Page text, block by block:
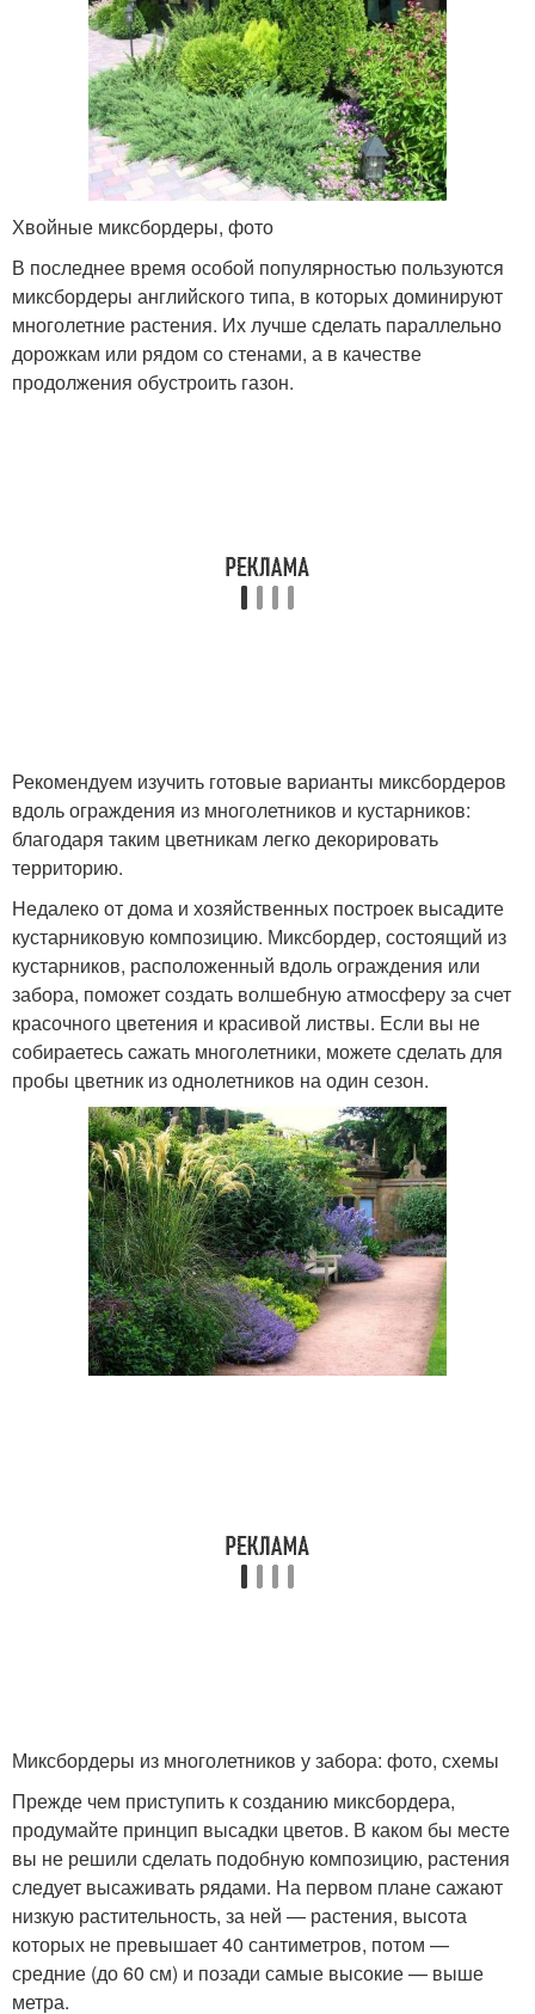
Хвойные миксбордеры, фото
В последнее время особой популярностью пользуются
миксбордеры английского типа, в которых доминируют
многолетние растения. Их лучше сделать параллельно
дорожкам или рядом со стенами, а в качестве
продолжения обустроить газон.
Рекомендуем изучить готовые варианты миксбордеров
вдоль ограждения из многолетников и кустарников:
благодаря таким цветникам легко декорировать
территорию.
Недалеко от дома и хозяйственных построек высадите
кустарниковую композицию. Миксбордер, состоящий из
кустарников, расположенный вдоль ограждения или
забора, поможет создать волшебную атмосферу за счет
красочного цветения и красивой листвы. Если вы не
собираетесь сажать многолетники, можете сделать для
пробы цветник из однолетников на один сезон.
Миксбордеры из многолетников у забора: фото, схемы
Прежде чем приступить к созданию миксбордера,
продумайте принцип высадки цветов. В каком бы месте
вы не решили сделать подобную композицию, растения
следует высаживать рядами. На первом плане сажают
низкую растительность, за ней — растения, высота
которых не превышает 40 сантиметров, потом —
средние (до 60 см) и позади самые высокие — выше
метра.